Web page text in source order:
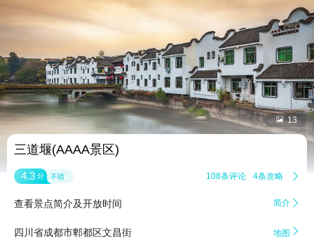
 13
三道堰(AAAA景区)
4.3 分 不错 108条评论 4条攻略 
查看景点简介及开放时间 简介 
四川省成都市郫都区文昌街 地图 